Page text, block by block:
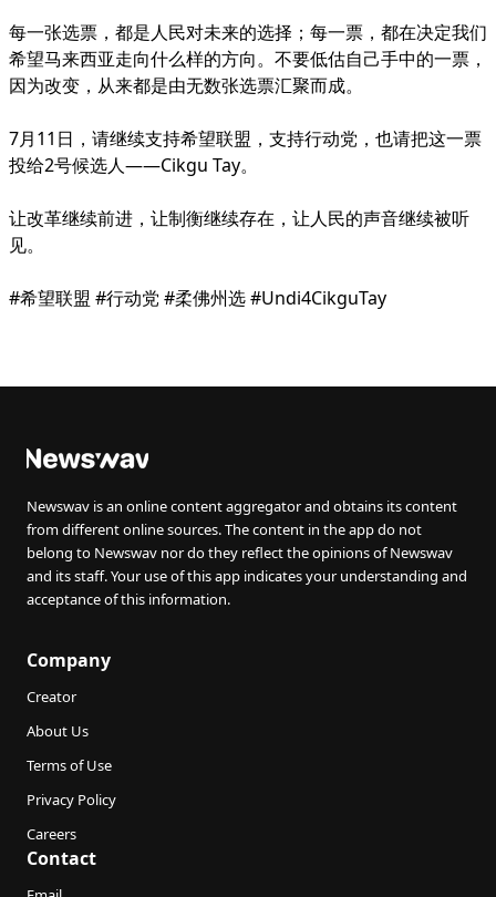
每一张选票，都是人民对未来的选择；每一票，都在决定我们
希望马来西亚走向什么样的方向。不要低估自己手中的一票，
因为改变，从来都是由无数张选票汇聚而成。
7月11日，请继续支持希望联盟，支持行动党，也请把这一票
投给2号候选人——Cikgu Tay。
让改革继续前进，让制衡继续存在，让人民的声音继续被听
见。
#希望联盟 #行动党 #柔佛州选 #Undi4CikguTay
Newswav is an online content aggregator and obtains its content
from different online sources. The content in the app do not
belong to Newswav nor do they reflect the opinions of Newswav
and its staff. Your use of this app indicates your understanding and
acceptance of this information.
Company
Creator
About Us
Terms of Use
Privacy Policy
Careers
Contact